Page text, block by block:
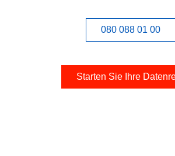
080 088 01 00
Starten Sie Ihre